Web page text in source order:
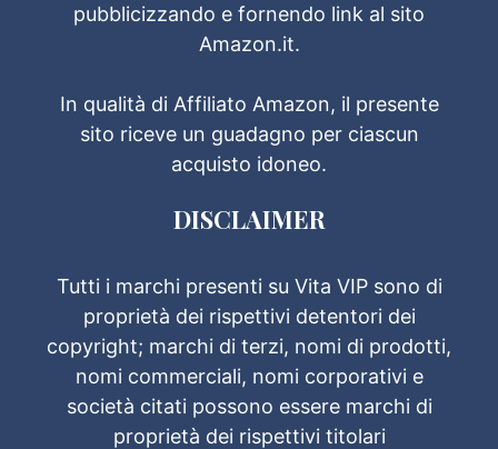
pubblicizzando e fornendo link al sito
Amazon.it.
In qualità di Affiliato Amazon, il presente
sito riceve un guadagno per ciascun
acquisto idoneo.
DISCLAIMER
Tutti i marchi presenti su Vita VIP sono di
proprietà dei rispettivi detentori dei
copyright; marchi di terzi, nomi di prodotti,
nomi commerciali, nomi corporativi e
società citati possono essere marchi di
proprietà dei rispettivi titolari